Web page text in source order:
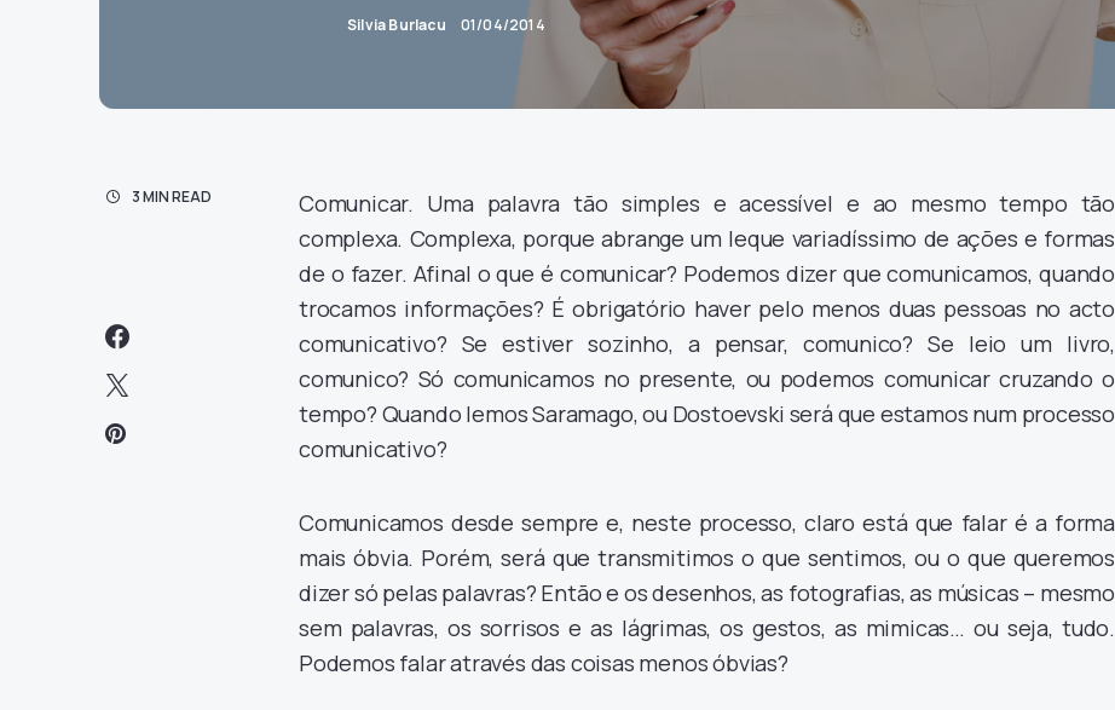
Silvia Burlacu 01/04/2014
3 MIN READ
Comunicar. Uma palavra tão simples e acessível e ao mesmo tempo tão
complexa. Complexa, porque abrange um leque variadíssimo de ações e formas
de o fazer. Afinal o que é comunicar? Podemos dizer que comunicamos, quando
trocamos informações? É obrigatório haver pelo menos duas pessoas no acto
comunicativo? Se estiver sozinho, a pensar, comunico? Se leio um livro,
comunico? Só comunicamos no presente, ou podemos comunicar cruzando o
tempo? Quando lemos Saramago, ou Dostoevski será que estamos num processo
comunicativo?
Comunicamos desde sempre e, neste processo, claro está que falar é a forma
mais óbvia. Porém, será que transmitimos o que sentimos, ou o que queremos
dizer só pelas palavras? Então e os desenhos, as fotografias, as músicas – mesmo
sem palavras, os sorrisos e as lágrimas, os gestos, as mimicas… ou seja, tudo.
Podemos falar através das coisas menos óbvias?